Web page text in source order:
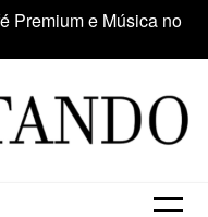
participa da Feira